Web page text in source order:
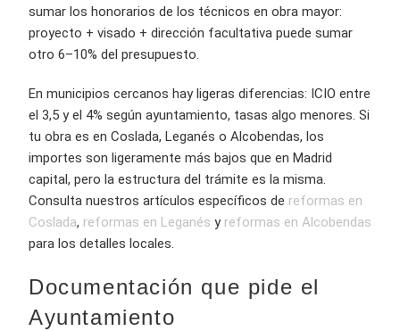
sumar los honorarios de los técnicos en obra mayor:
proyecto + visado + dirección facultativa puede sumar
otro 6–10% del presupuesto.
En municipios cercanos hay ligeras diferencias: ICIO entre
el 3,5 y el 4% según ayuntamiento, tasas algo menores. Si
tu obra es en Coslada, Leganés o Alcobendas, los
importes son ligeramente más bajos que en Madrid
capital, pero la estructura del trámite es la misma.
Consulta nuestros artículos específicos de reformas en
Coslada, reformas en Leganés y reformas en Alcobendas
para los detalles locales.
Documentación que pide el
Ayuntamiento